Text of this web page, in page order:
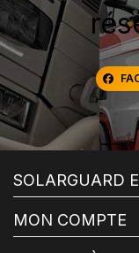
SOLARGUARD
MON COMPTE